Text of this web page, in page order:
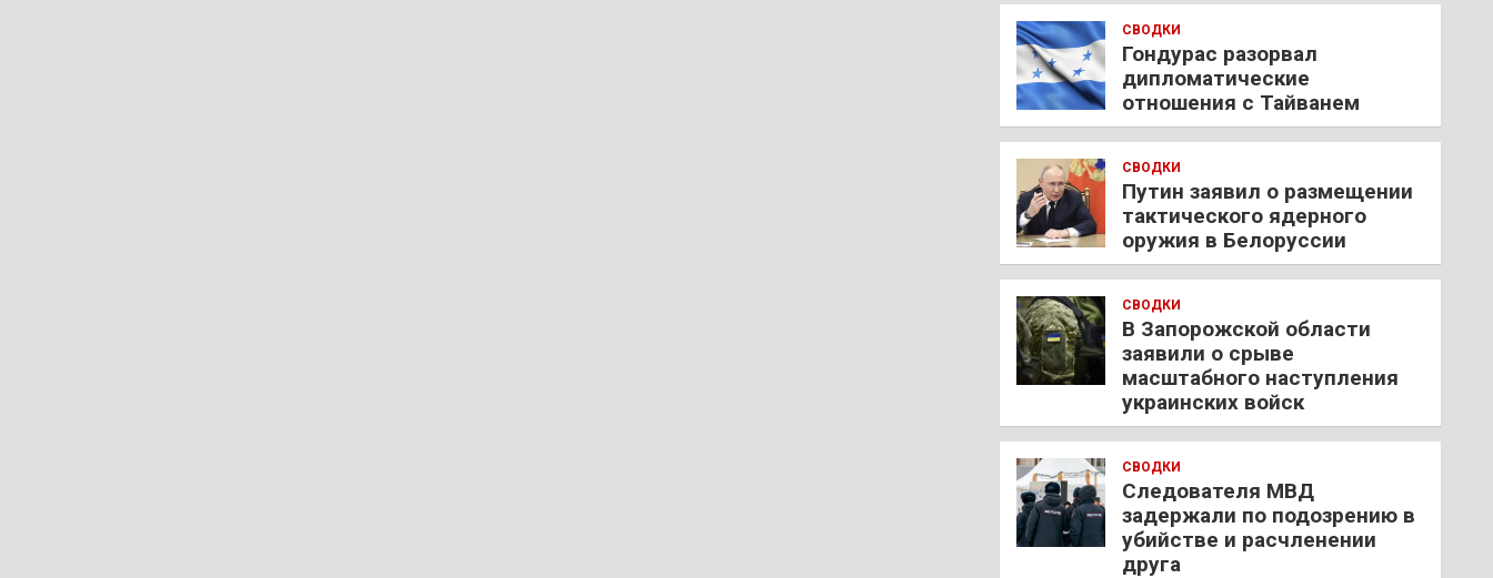
СВОДКИ
Гондурас разорвал
дипломатические
отношения с Тайванем
СВОДКИ
Путин заявил о размещении
тактического ядерного
оружия в Белоруссии
СВОДКИ
В Запорожской области
заявили о срыве
масштабного наступления
украинских войск
СВОДКИ
Следователя МВД
задержали по подозрению в
убийстве и расчленении
друга